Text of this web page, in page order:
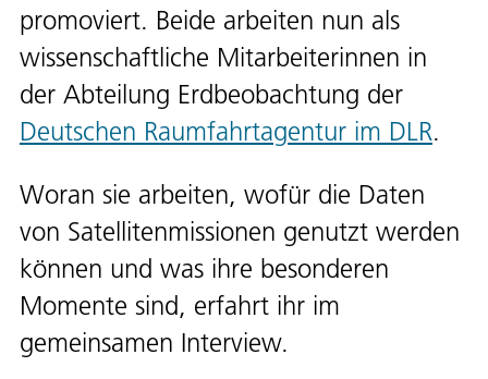
promoviert. Beide arbeiten nun als
wissenschaftliche Mitarbeiterinnen in
der Abteilung Erdbeobachtung der
Deutschen Raumfahrtagentur im DLR.
Woran sie arbeiten, wofür die Daten
von Satellitenmissionen genutzt werden
können und was ihre besonderen
Momente sind, erfahrt ihr im
gemeinsamen Interview.